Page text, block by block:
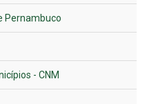
Pernambuco
- CNM